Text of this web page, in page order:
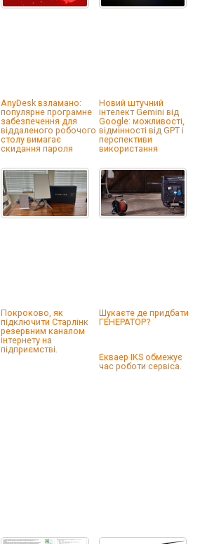
AnyDesk взламано:
популярне програмне
забезпечення для
віддаленого робочого
столу вимагає
скидання пароля
Новий штучний
інтелект Gemini від
Google: можливості,
відмінності від GPT і
перспективи
використання
Покроково, як
підключити Старлінк
резервним каналом
інтернету на
підприємстві.
Шукаєте де придбати
ГЕНЕРАТОР?
Екваер IKS обмежує
час роботи сервіса.